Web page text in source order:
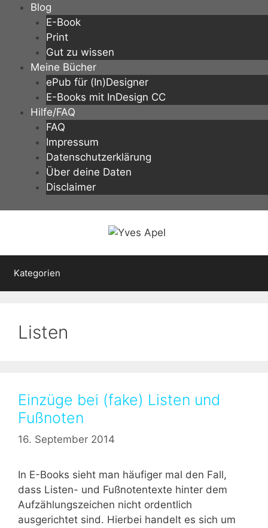
Zum
springen
Blog
E-Book
Print
Gut zu wissen
Meine Bücher
ePub für (In)Designer
E-Books mit InDesign CC
Hilfe/FAQ
FAQ
Impressum
Datenschutzerklärung
Über deine Daten
Disclaimer
Kategorien
Listen
Einzüge bei (fake) Listen und
Fußnoten
16. September 2014
In E-Books sieht man häufiger mal den Fall,
dass Listen- und Fußnotentexte hinter dem
Aufzählungszeichen nicht ordentlich
ausgerichtet sind. Hierbei handelt es sich um